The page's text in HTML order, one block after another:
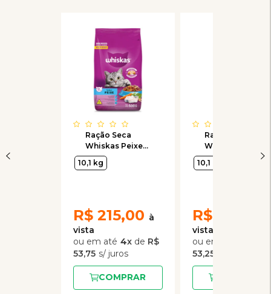
Ração Seca
Whiskas Peixe
para Gatos
Adultos 10,1kg
10,1 kg
R$ 215,00
4x de R$
53,75
COMPRAR
Ração Seca
Whiskas Carne
para Gatos
Adultos 10,1kg
10,1 kg
R$
53,25